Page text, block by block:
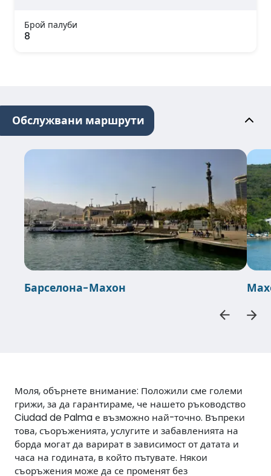
Брой палуби
8
Обслужвани маршрути
Барселона-Махон
Моля, обърнете внимание: Положили сме големи
грижи, за да гарантираме, че нашето ръководство
Ciudad de Palma е възможно най-точно. Въпреки
това, съоръженията, услугите и забавленията на
борда могат да варират в зависимост от датата и
часа на годината, в който пътувате. Някои
съоръжения може да се променят без